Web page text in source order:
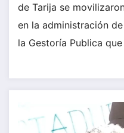
de Tarija se
en la administración
la Gestoría Publica